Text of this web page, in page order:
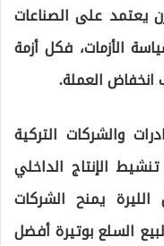
يعتمد على الصناعات
الأزمات، فكل أزمة
العملة.
والشركات التركية
الإنتاج الداخلي
يمنح الشركات
السلع بوتيرة أفضل